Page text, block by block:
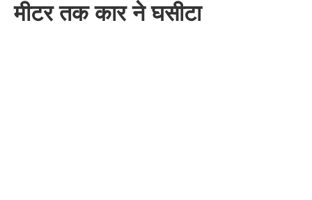
मीटर तक कार ने घसीटा